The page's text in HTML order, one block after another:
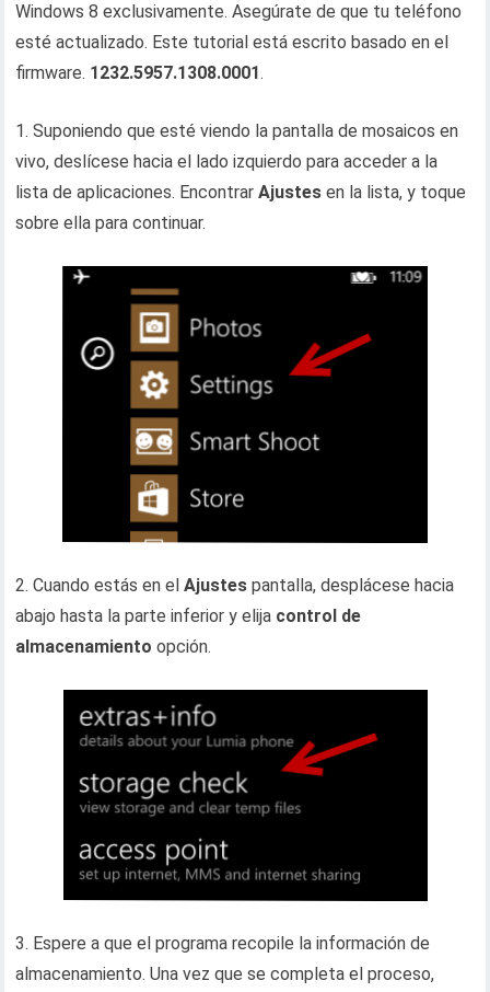
Windows 8 exclusivamente. Asegúrate de que tu teléfono
esté actualizado. Este tutorial está escrito basado en el
firmware. 1232.5957.1308.0001.
1. Suponiendo que esté viendo la pantalla de mosaicos en
vivo, deslícese hacia el lado izquierdo para acceder a la
lista de aplicaciones. EncontrarAjustes en la lista, y toque
sobre ella para continuar.
2. Cuando estás en elAjustes pantalla, desplácese hacia
abajo hasta la parte inferior y elija control de
almacenamiento opción.
3. Espere a que el programa recopile la información de
almacenamiento. Una vez que se completa el proceso,